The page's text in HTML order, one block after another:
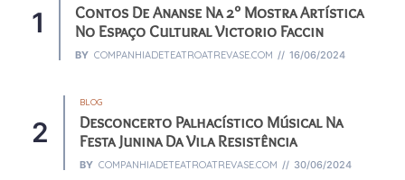
Contos De Ananse Na 2° Mostra Artística
No Espaço Cultural Victorio Faccin
BY COMPANHIADETEATROATREVASE.COM 16/06/2024
BLOG
Desconcerto Palhacístico Músical Na
Festa Junina Da Vila Resistência
BY COMPANHIADETEATROATREVASE.COM 30/06/2024